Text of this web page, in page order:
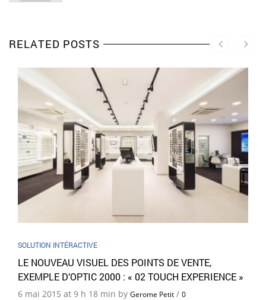
RELATED POSTS
SOLUTION INTÉRACTIVE
LE NOUVEAU VISUEL DES POINTS DE VENTE,
EXEMPLE D’OPTIC 2000 : « 02 TOUCH EXPERIENCE »
6 mai 2015 at 9 h 18 min by Gerome Petit / 0